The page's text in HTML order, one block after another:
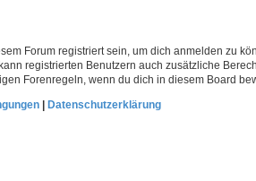
Forum registriert sein, um dich anmelden zu
registrierten Benutzern auch zusätzliche
Forenregeln, wenn du dich in diesem Board
Datenschutzerklärung